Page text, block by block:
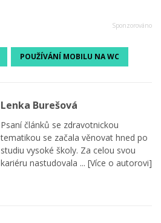
POUŽÍVÁNÍ MOBILU NA WC
Lenka Burešová
Psaní článků se zdravotnickou
tematikou se začala věnovat hned po
studiu vysoké školy. Za celou svou
kariéru nastudovala ... [Více o autorovi]